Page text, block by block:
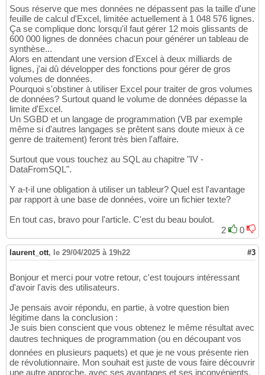
Sous réserve que mes données ne dépassent pas la taille d'une
feuille de calcul d'Excel, limitée actuellement à 1 048 576 lignes.
Ça se complique donc lorsqu'il faut gérer 12 mois glissants de
600 000 lignes de données chacun pour générer un tableau de
synthèse...
Alors en attendant une version d'Excel à deux milliards de
lignes, j'ai dû développer des fonctions pour gérer de gros
volumes de données.
Pourquoi s'obstiner à utiliser Excel pour traiter de gros volumes
de données? Surtout quand le volume de données dépasse la
limite d'Excel.
Un SGBD et un langage de programmation (VB par exemple
même si d'autres langages se prêtent sans doute mieux à ce
genre de traitement) feront très bien l'affaire.
Surtout que vous touchez au SQL au chapitre "IV -
DataFromSQL".
Y a-t-il une obligation à utiliser un tableur? Quel est l'avantage
par rapport à une base de données, voire un fichier texte?
En tout cas, bravo pour l'article. C'est du beau boulot.
2
0
laurent_ott, le 29/04/2025 à 19h22 #3
Bonjour et merci pour votre retour, c'est toujours intéressant
d'avoir l'avis des utilisateurs.
Je pensais avoir répondu, en partie, à votre question bien
légitime dans la conclusion :
Je suis bien conscient que vous obtenez le même résultat avec
dautres techniques de programmation (ou en découpant vos
données en plusieurs paquets) et que je ne vous présente rien
de révolutionnaire. Mon souhait est juste de vous faire découvrir
une autre approche, avec ses avantages et ses inconvénients.